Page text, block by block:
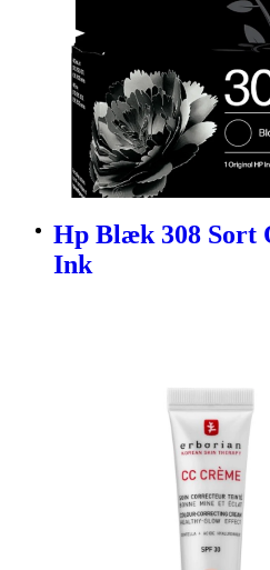
Hp Blæk 308 Sort
Ink